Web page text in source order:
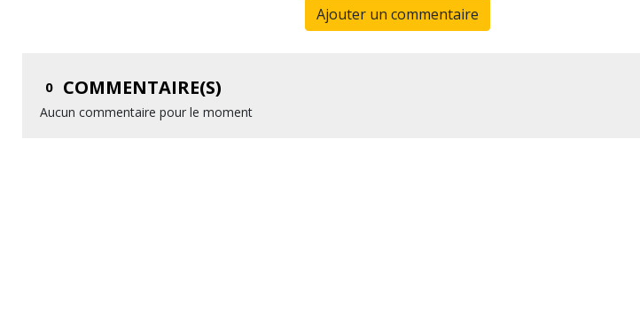
Ajouter un commentaire
0 COMMENTAIRE(S)
Aucun commentaire pour le moment